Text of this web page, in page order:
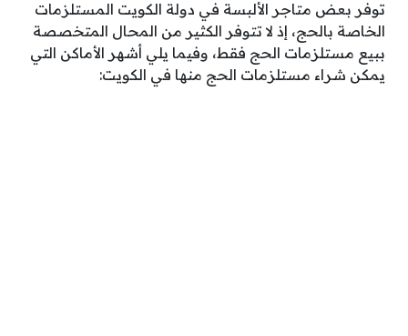
توفر بعض متاجر الألبسة في دولة الكويت المستلزمات
الخاصة بالحج، إذ لا تتوفر الكثير من المحال المتخصصة
ببيع مستلزمات الحج فقط، وفيما يلي أشهر الأماكن التي
يمكن شراء مستلزمات الحج منها في الكويت: